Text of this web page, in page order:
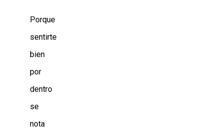
Porque
sentirte
bien
por
dentro
se
nota